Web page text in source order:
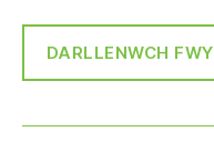
DARLLENWCH FWY